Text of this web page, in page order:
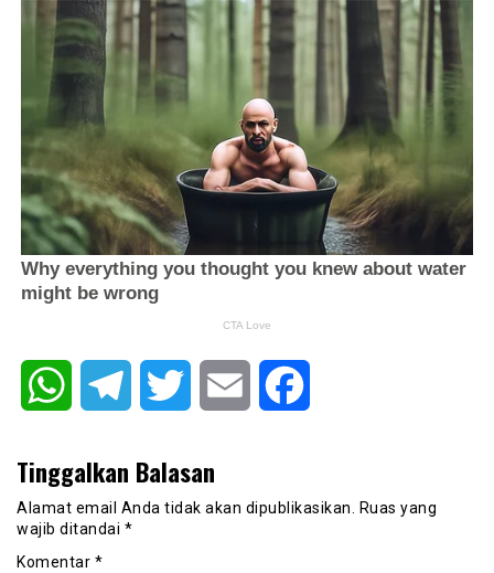
WhatsAppTelegram Twitter Email
Tinggalkan Balasan
Alamat email Anda tidak akan dipublikasikan.
Ruas yang
wajib ditandai *
Komentar *